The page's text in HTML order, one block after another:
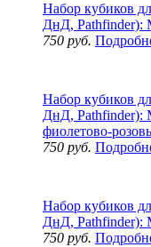
Набор кубиков
ДнД, Pathfinder):
750 руб.
Набор кубиков
ДнД, Pathfinder):
фиолетово-
750 руб.
Набор кубиков
ДнД, Pathfinder):
750 руб.